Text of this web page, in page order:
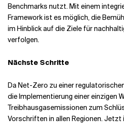
Benchmarks nutzt. Mit einem
Framework ist es möglich, die
im Hinblick auf die Ziele für
verfolgen.
Nächste Schritte
Da Net-Zero zu einer
die Implementierung einer einzigen
Treibhausgasemissionen zum
Vorschriften in allen Regionen.